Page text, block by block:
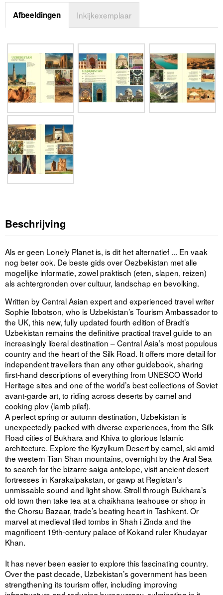
Afbeeldingen Inkijkexemplaar
Beschrijving
Als er geen Lonely Planet is, is dit het alternatief ... En vaak
nog beter ook. De beste gids over Oezbekistan met alle
mogelijke informatie, zowel praktisch (eten, slapen, reizen)
als achtergronden over cultuur, landschap en bevolking.
Written by Central Asian expert and experienced travel writer
Sophie Ibbotson, who is Uzbekistan’s Tourism Ambassador to
the UK, this new, fully updated fourth edition of Bradt’s
Uzbekistan remains the definitive practical travel guide to an
increasingly liberal destination – Central Asia’s most populous
country and the heart of the Silk Road. It offers more detail for
independent travellers than any other guidebook, sharing
first-hand descriptions of everything from UNESCO World
Heritage sites and one of the world’s best collections of Soviet
avant-garde art, to riding across deserts by camel and
cooking plov (lamb pilaf).
A perfect spring or autumn destination, Uzbekistan is
unexpectedly packed with diverse experiences, from the Silk
Road cities of Bukhara and Khiva to glorious Islamic
architecture. Explore the Kyzylkum Desert by camel, ski amid
the western Tian Shan mountains, overnight by the Aral Sea
to search for the bizarre saiga antelope, visit ancient desert
fortresses in Karakalpakstan, or gawp at Registan’s
unmissable sound and light show. Stroll through Bukhara’s
old town then take tea at a chaikhana teahouse or shop in
the Chorsu Bazaar, trade’s beating heart in Tashkent. Or
marvel at medieval tiled tombs in Shah i Zinda and the
magnificent 19th-century palace of Kokand ruler Khudayar
Khan.
It has never been easier to explore this fascinating country.
Over the past decade, Uzbekistan’s government has been
strengthening its tourism offer, including improving